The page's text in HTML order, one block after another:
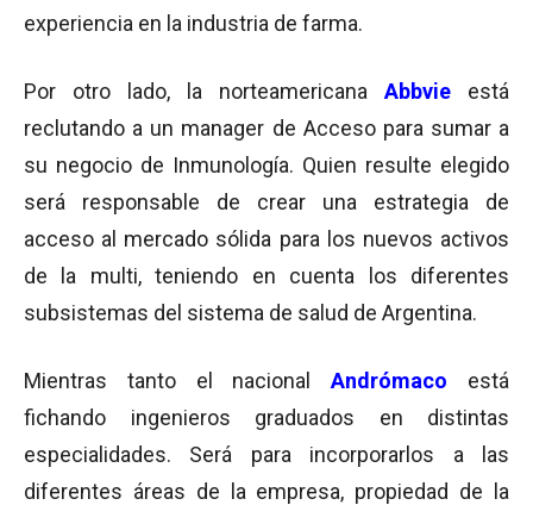
experiencia en la industria de farma.
Por otro lado, la norteamericana Abbvie está
reclutando a un manager de Acceso para sumar a
su negocio de Inmunología. Quien resulte elegido
será responsable de crear una estrategia de
acceso al mercado sólida para los nuevos activos
de la multi, teniendo en cuenta los diferentes
subsistemas del sistema de salud de Argentina.
Mientras tanto el nacionalAndrómaco está
fichando ingenieros graduados en distintas
especialidades. Será para incorporarlos a las
diferentes áreas de la empresa, propiedad de la